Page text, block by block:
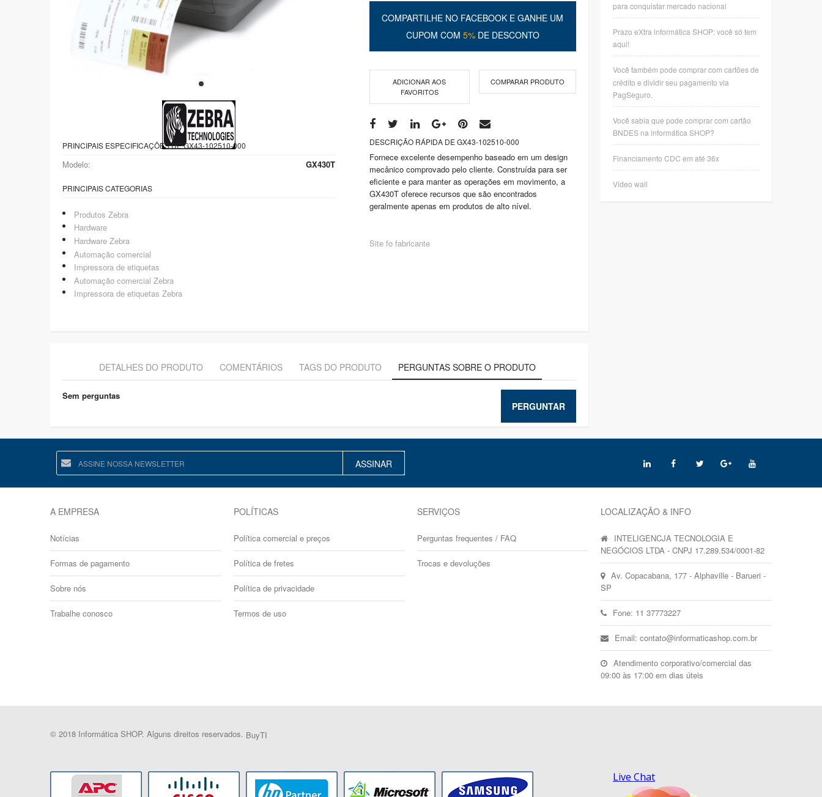
PRINCIPAIS ESPECIFICAÇÕES DE GX43-102510-000
Modelo: GX430T
PRINCIPAIS CATEGORIAS
Produtos Zebra
Hardware
Hardware Zebra
Automação comercial
Impressora de etiquetas
Automação comercial Zebra
Impressora de etiquetas Zebra
COMPARTILHE NO FACEBOOK E GANHE UM
CUPOM COM 5%DE DESCONTO
ADICIONAR AOS
FAVORITOS
COMPARAR PRODUTO
DESCRIÇÃO RÁPIDA DE GX43-102510-000
Fornece excelente desempenho baseado em um design
mecânico comprovado pelo cliente. Construída para ser
eficiente e para manter as operações em movimento, a
GX430T oferece recursos que são encontrados
geralmente apenas em produtos de alto nível.
Site fo fabricante
DETALHES DO PRODUTO COMENTÁRIOS TAGS DO PRODUTO PERGUNTAS SOBRE O PRODUTO
PERGUNTAR
Sem perguntas
para conquistar mercado nacional
Prazo eXtra informática SHOP: você só tem
aqui!
Você também pode comprar com cartões de
crédito e dividir seu pagamento via
PagSeguro.
Você sabia que pode comprar com cartão
BNDES na informática SHOP?
Financiamento CDC em até 36x
Video wall
ASSINAR
A EMPRESA
Notícias
Formas de pagamento
Sobre nós
Trabalhe conosco
POLÍTICAS
Política comercial e preços
Política de fretes
Política de privacidade
Termos de uso
SERVIÇOS
Perguntas frequentes / FAQ
Trocas e devoluções
LOCALIZAÇÃO & INFO
INTELIGENCJA TECNOLOGIA E
NEGÓCIOS LTDA - CNPJ 17.289.534/0001-82
Av. Copacabana, 177 - Alphaville - Barueri -
SP
Fone: 11 37773227
Email: contato@informaticashop.com.br
Atendimento corporativo/comercial das
09:00 às 17:00 em dias úteis
© 2018 Informática SHOP. Alguns direitos reservados. BuyTI